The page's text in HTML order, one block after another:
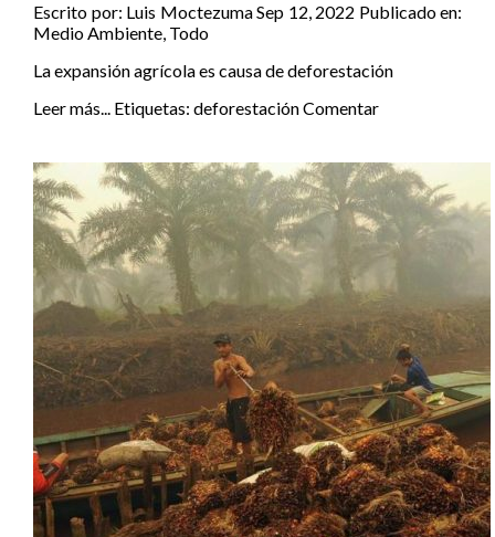
Escrito por: Luis MoctezumaSep 12, 2022 Publicado en:
Medio Ambiente, Todo
La expansión agrícola es causa de deforestación
Leer más... Etiquetas: deforestaciónComentar